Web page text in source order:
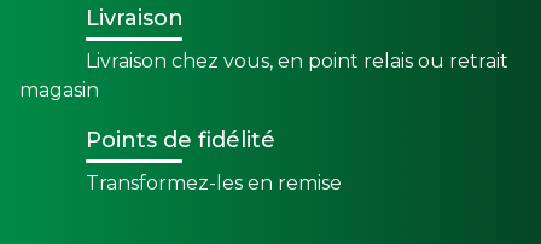
Livraison
Livraison chez vous, en point relais ou retrait
magasin
Points de fidélité
Transformez-les en remise